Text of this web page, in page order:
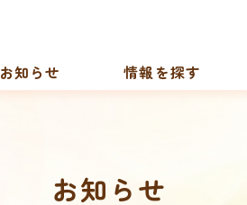
お知らせ 情報を探す
お知らせ